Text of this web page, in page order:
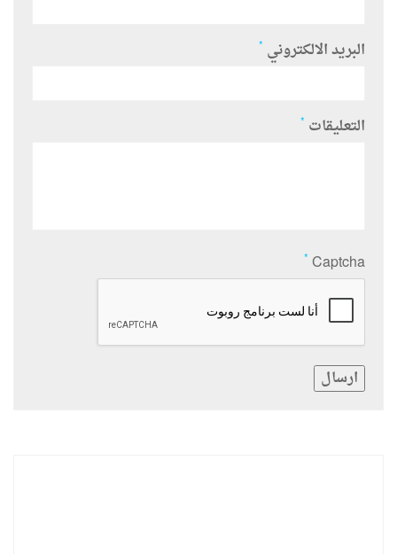
البريد الالكتروني *
التعليقات *
Captcha
*
ارسال